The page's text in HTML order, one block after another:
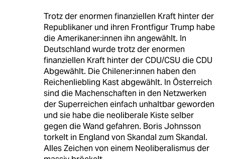
Trotz der enormen finanziellen Kraft hinter der
Republikaner und ihren Frontfigur Trump habe
die Amerikaner:innen ihn angewählt. In
Deutschland wurde trotz der enormen
finanziellen Kraft hinter der CDU/CSU die CDU
Abgewählt. Die Chilener:innen haben den
Reichenliebling Kast abgewählt. In Österreich
sind die Machenschaften in den Netzwerken
der Superreichen einfach unhaltbar geworden
und sie habe die neoliberale Kiste selber
gegen die Wand gefahren. Boris Johnsson
torkelt in England von Skandal zum Skandal.
Alles Zeichen von einem Neoliberalismus der